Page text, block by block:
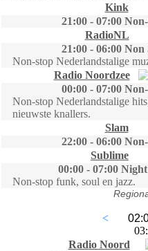
Kink
21:00 - 07:00
RadioNL
21:00 - 06:00 Non
Non-stop Nederlandstalige
Radio Noordzee
00:00 - 07:00
Non-stop Nederlandstalige
nieuwste knallers.
Slam
22:00 - 06:00
Sublime
00:00 - 07:00
Non-stop funk, soul en jazz.
<
Radio Noord